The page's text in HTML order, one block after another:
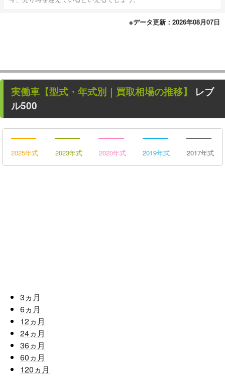
※データ更新：2026年08月07日
実働車 【型式・年式別｜買取相場の推移】
レブ
ル500
2025年式 2023年式 2020年式 2019年式 2017年式
3ヵ月
6ヵ月
12ヵ月
24ヵ月
36ヵ月
60ヵ月
120ヵ月